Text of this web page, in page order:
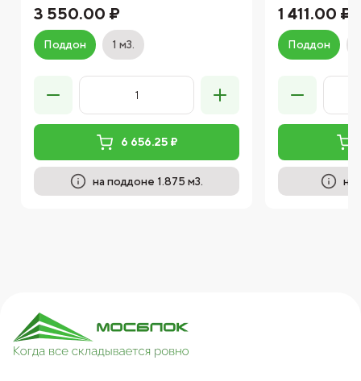
3 550.00 ₽
Поддон 1 м3.
6 656.25 ₽
на поддоне 1.875 м3.
1 411.00 ₽
Поддон
на